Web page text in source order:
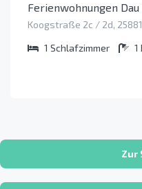
Ferienwohnungen
Koogstraße 2c / 2d,
1 Schlafzimmer 1
Zur